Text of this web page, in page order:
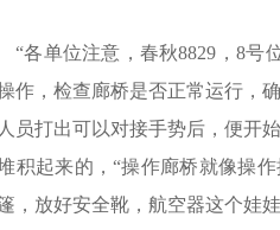
“各单位注意，春秋8829，8号
作，检查廊桥是否正常运行，
员打出可以对接手势后，便开
积起来的，“操作廊桥就像操
，放好安全靴，航空器这个娃